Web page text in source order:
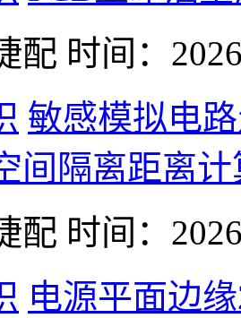
配 时间：
敏感模拟电
间隔离距离计
配 时间：
电源平面边